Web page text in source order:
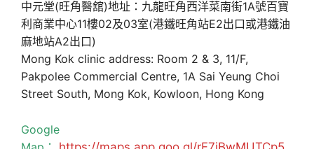
中元堂(旺角醫舘)地址：九龍旺角西洋菜南街1A號百寶
利商業中心11樓02及03室(港鐵旺角站E2出口或港鐵油
麻地站A2出口)
Mong Kok clinic address: Room 2 & 3, 11/F,
Pakpolee Commercial Centre, 1A Sai Yeung Choi
Street South, Mong Kok, Kowloon, Hong Kong
Google